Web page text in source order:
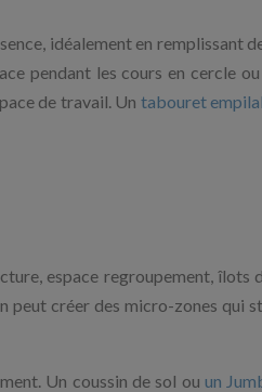
idéalement en remplissant
pendant les cours en cercle
de travail. Un tabouret
espace regroupement, îlots
peut créer des micro-zones qui
Un coussin de sol ouun